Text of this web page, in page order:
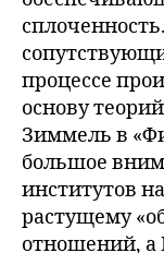
процессе
основу
Зиммель в
большое
институтов
растущему
отношений, а